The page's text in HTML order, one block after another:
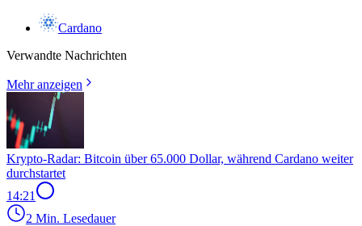
Cardano
Verwandte Nachrichten
Mehr anzeigen
Krypto-Radar: Bitcoin über 65.000 Dollar, während Cardano weiter
durchstartet
14:21
2 Min. Lesedauer